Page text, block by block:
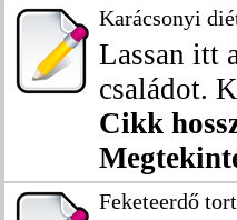
Karácsonyi
Lassan itt
családot.
Cikk
Feketeerdő